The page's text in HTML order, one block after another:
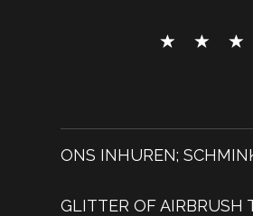
ONS INHUREN;
GLITTER OF AIRBRUSH